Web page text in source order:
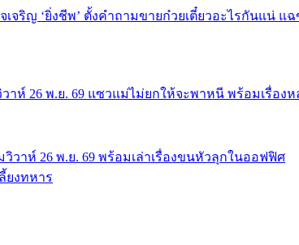
จริญ ‘ยิ่งชีพ’ ตั้งคำถามขายก๋วยเตี๋ยวอะไรกันแน่ แฉ
าห์ 26 พ.ย. 69 แซวแม่ไม่ยกให้จะพาหนี พร้อมเรื่อง
วาห์ 26 พ.ย. 69 พร้อมเล่าเรื่องขนหัวลุกในออฟฟิศ
ลี้ยงทหาร